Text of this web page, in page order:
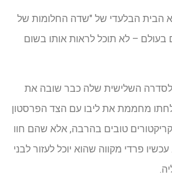
הבית הבלעדי של "שדה החלומות של
בעולם – לא תוכל לראות אותו בשום
השלישית שלה כבר שובה את
מחממת את ליבו עם הצד הפרסטון
טובים בהרבה, אלא שהם חוו
פרדי מקווה שהוא יוכל לעזור לבני